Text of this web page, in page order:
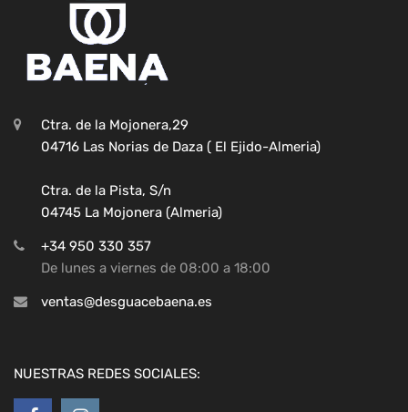
Ctra. de la Mojonera,29
04716 Las Norias de Daza ( El Ejido-Almeria)
Ctra. de la Pista, S/n
04745 La Mojonera (Almeria)
+34 950 330 357
De lunes a viernes de 08:00 a 18:00
ventas@desguacebaena.es
NUESTRAS REDES SOCIALES: